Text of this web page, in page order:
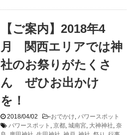
【ご案内】2018年4
月 関西エリアでは神
社のお祭りがたくさ
ん ぜひお出かけ
を！
2018/04/02 -おでかけ, パワースポット
パワースポット , 京都, 城南宮, 大神神社, 奈